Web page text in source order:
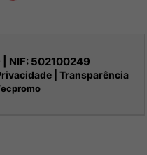
| NIF: 502100249
| Transparência